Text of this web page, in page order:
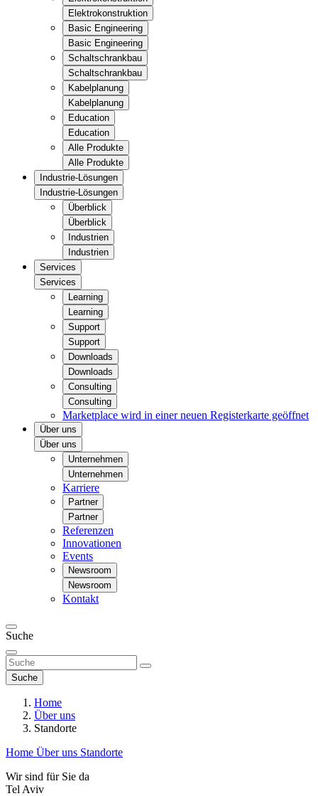
Elektrokonstruktion
Basic Engineering
Basic Engineering
Schaltschrankbau
Schaltschrankbau
Kabelplanung
Kabelplanung
Education
Education
Alle Produkte
Alle Produkte
Industrie-Lösungen
Industrie-Lösungen
Überblick
Überblick
Industrien
Industrien
Services
Services
Learning
Learning
Support
Support
Downloads
Downloads
Consulting
Consulting
Marketplace wird in einer neuen Registerkarte geöffnet
Über uns
Über uns
Unternehmen
Unternehmen
Karriere
Partner
Partner
Referenzen
Innovationen
Events
Newsroom
Newsroom
Kontakt
Suche
Suche
Home
Über uns
Standorte
Home Über uns Standorte
Wir sind für Sie da
Tel Aviv